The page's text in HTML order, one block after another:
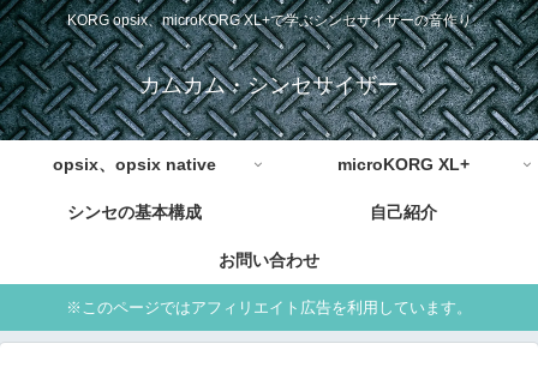
KORG opsix、microKORG XL+で学ぶシンセサイザーの音作り
カムカム・シンセサイザー
opsix、opsix native microKORG XL+
シンセの基本構成 自己紹介
お問い合わせ
※このページではアフィリエイト広告を利用しています。